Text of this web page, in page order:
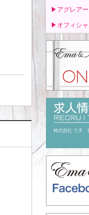
▶アグレア
▶オフィシ